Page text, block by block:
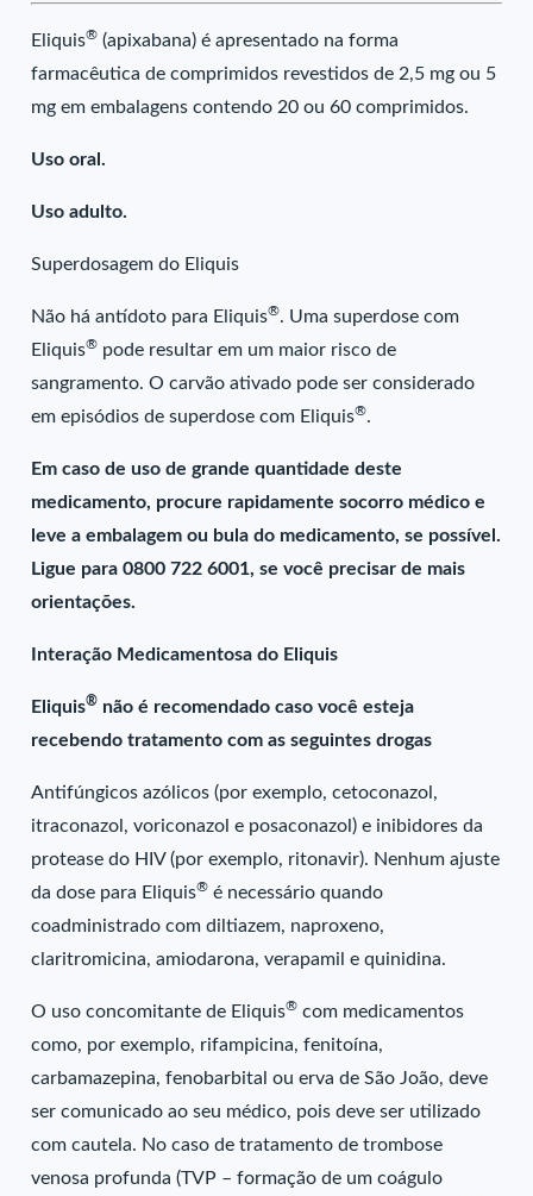
Eliquis® (apixabana) é apresentado na forma
farmacêutica de comprimidos revestidos de 2,5 mg ou 5
mg em embalagens contendo 20 ou 60 comprimidos.
Uso oral.
Uso adulto.
Superdosagem do Eliquis
Não há antídoto para Eliquis®. Uma superdose com
Eliquis® pode resultar em um maior risco de
sangramento. O carvão ativado pode ser considerado
em episódios de superdose com Eliquis®.
Em caso de uso de grande quantidade deste
medicamento, procure rapidamente socorro médico e
leve a embalagem ou bula do medicamento, se possível.
Ligue para 0800 722 6001, se você precisar de mais
orientações.
Interação Medicamentosa do Eliquis
Eliquis® não é recomendado caso você esteja
recebendo tratamento com as seguintes drogas
Antifúngicos azólicos (por exemplo, cetoconazol,
itraconazol, voriconazol e posaconazol) e inibidores da
protease do HIV (por exemplo, ritonavir). Nenhum ajuste
da dose para Eliquis® é necessário quando
coadministrado com diltiazem, naproxeno,
claritromicina, amiodarona, verapamil e quinidina.
O uso concomitante de Eliquis® com medicamentos
como, por exemplo, rifampicina, fenitoína,
carbamazepina, fenobarbital ou erva de São João, deve
ser comunicado ao seu médico, pois deve ser utilizado
com cautela. No caso de tratamento de trombose
venosa profunda (TVP – formação de um coágulo